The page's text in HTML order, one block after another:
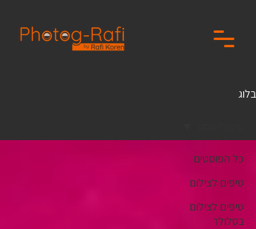
בלוג
כל הפוסטים
טיפים לצילום
טיפים לצילום
בסלולר